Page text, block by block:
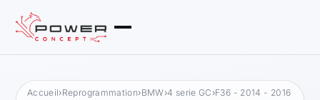
Accueil›Reprogrammation›BMW›4 serie GC ›F36 - 2014 - 2016